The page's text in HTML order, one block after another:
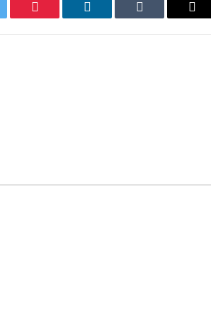
Pinterest LinkedIn Tumblr
E-